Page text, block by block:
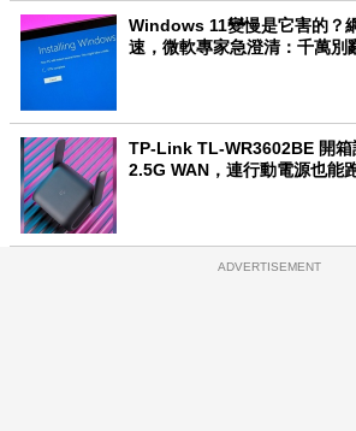
Windows 11變慢是它害的？
速，微軟專家急澄清：千萬別
TP-Link TL-WR3602BE 開
2.5G WAN，連行動電源也能
ADVERTISEMENT